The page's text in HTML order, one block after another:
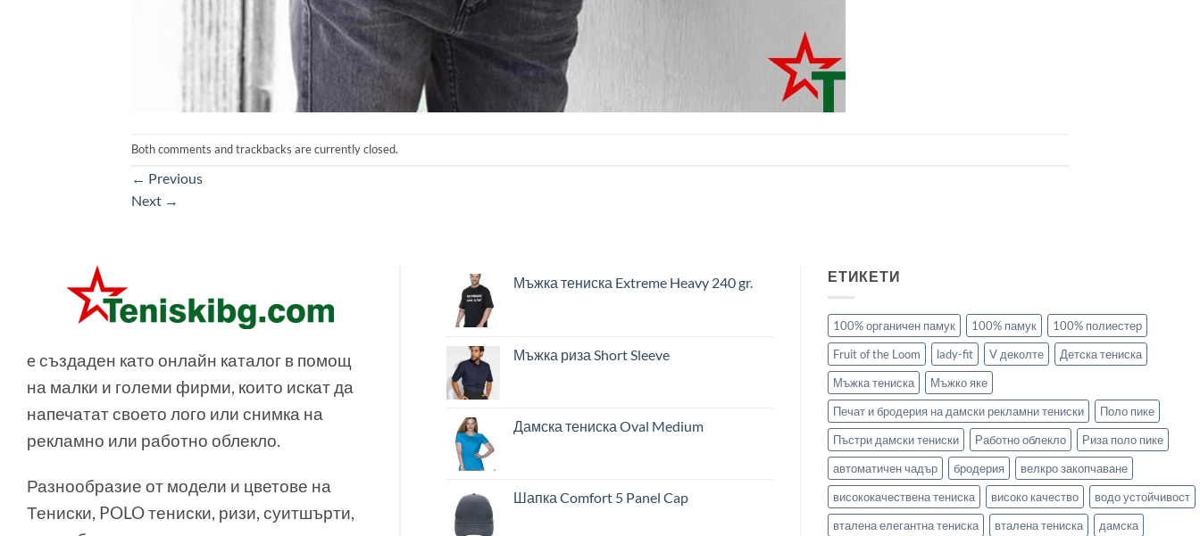
Both comments and trackbacks are currently closed.
← Previous
Next →
e създаден като онлайн каталог в помощ
на малки и големи фирми, които искат да
напечатат своето лого или снимка на
рекламно или работно облекло.
Разнообразие от модели и цветове на
Тениски, POLO тениски, ризи, суитшърти,
Мъжка тениска Extreme Heavy 240 gr.
Мъжка риза Short Sleeve
Дамска тениска Oval Medium
Шапка Comfort 5 Panel Cap
ЕТИКЕТИ
100% органичен памук 100% памук
100% полиестер
Fruit of the Loom
lady-fit V деколте
Детска тениска
Мъжка тениска
Мъжко яке
Печат и бродерия на дамски рекламни тениски
Поло пике
Пъстри дамски тениски
Работно облекло
Риза поло пике
автоматичен чадър
бродерия
велкро закопчаване
висококачествена тениска
високо качество
водо устойчивост
вталена елегантна тениска
вталена тениска дамска